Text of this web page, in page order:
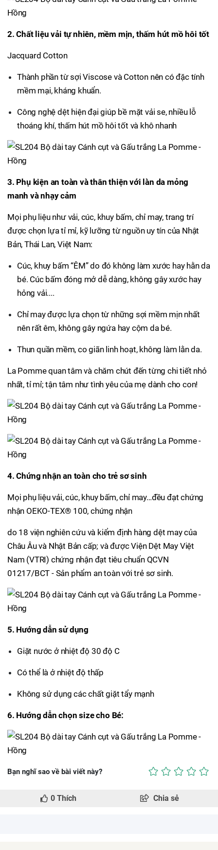
2. Chất liệu vải tự nhiên, mềm mịn, thấm hút mồ hôi tốt
Jacquard Cotton
Thành phần từ sợi Viscose và Cotton nên có đặc tính
mềm mại, kháng khuẩn.
Công nghệ dệt hiện đại giúp bề mặt vải se, nhiều lỗ
thoáng khí, thấm hút mồ hôi tốt và khô nhanh
3. Phụ kiện an toàn và thân thiện với làn da mỏng
manh và nhạy cảm
Mọi phụ liệu như vải, cúc, khuy bấm, chỉ may, trang trí
được chọn lựa tỉ mỉ, kỹ lưỡng từ nguồn uy tín của Nhật
Bản, Thái Lan, Việt Nam:
Cúc, khuy bấm “ÊM” do đó không làm xước hay hằn da
bé. Cúc bấm đóng mở dễ dàng, không gây xước hay
hỏng vải....
Chỉ may được lựa chọn từ những sợi mềm mịn nhất
nên rất êm, không gây ngứa hay cộm da bé.
Thun quần mềm, co giãn linh hoạt, không làm lằn da.
La Pomme quan tâm và chăm chút đến từng chi tiết nhỏ
nhất, tỉ mỉ; tận tâm như tình yêu của mẹ dành cho con!
4. Chứng nhận an toàn cho trẻ sơ sinh
Mọi phụ liệu vải, cúc, khuy bấm, chỉ may…đều đạt chứng
nhận OEKO-TEX® 100, chứng nhận
do 18 viện nghiên cứu và kiểm định hàng dệt may của
Châu Âu và Nhật Bản cấp; và được Viện Dệt May Việt
Nam (VTRI) chứng nhận đạt tiêu chuẩn QCVN
01217/BCT - Sản phẩm an toàn với trẻ sơ sinh.
5. Hướng dẫn sử dụng
Giặt nước ở nhiệt độ 30 độ C
Có thể là ở nhiệt độ thấp
Không sử dụng các chất giặt tẩy mạnh
6. Hướng dẫn chọn size cho Bé:
Bạn nghĩ sao về bài viết này?
0 Thích Chia sẻ